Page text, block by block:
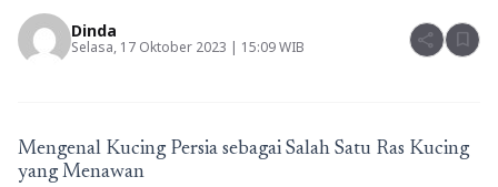
Dinda
Selasa, 17 Oktober 2023 | 15:09 WIB share bookmark
Mengenal Kucing Persia sebagai Salah Satu Ras Kucing
yang Menawan